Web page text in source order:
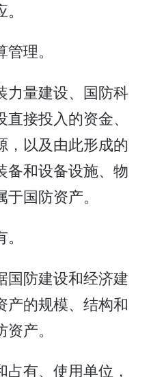
理。
量建设、国防科
接投入的资金、
，以及由此形成的
备和设备设施、物
国防资产。
防建设和经济建
产的规模、结构和
产。
有、使用单位，